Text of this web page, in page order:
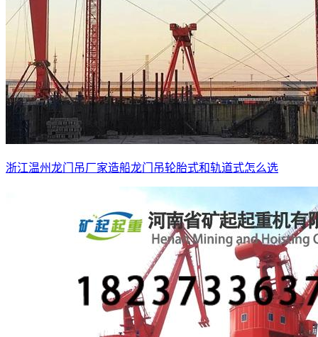
浙江温州龙门吊厂家造船龙门吊轮胎式和轨道式怎么选